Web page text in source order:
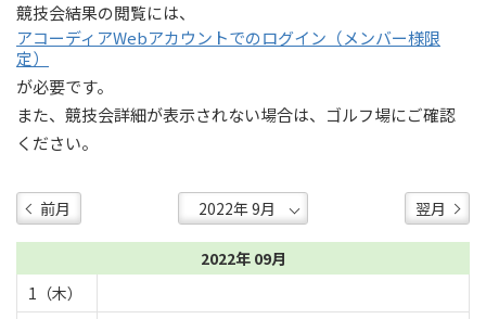
競技会結果の閲覧には、
アコーディアWebアカウントでのログイン（メンバー様限
定）
が必要です。
また、競技会詳細が表示されない場合は、ゴルフ場にご確認
ください。
前月 翌月
2022年 09月
1（木）